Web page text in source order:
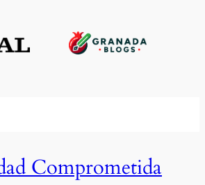
Comprometida